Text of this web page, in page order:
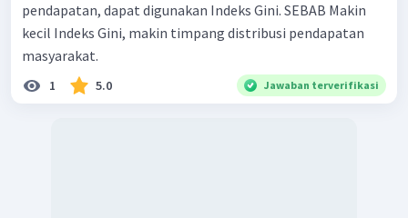
pendapatan, dapat digunakan Indeks Gini. SEBAB Makin
kecil Indeks Gini, makin timpang distribusi pendapatan
masyarakat.
1 5.0 Jawaban terverifikasi